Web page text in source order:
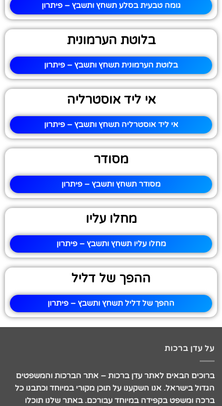
גומה טבעית בסלע תשחץ ותשבץ – פיתרון
בלוטת הערמונית
בלוטת הערמונית תשחץ ותשבץ – פיתרון
אי ליד אוסטרליה
אי ליד אוסטרליה תשחץ ותשבץ – פיתרון
מסודר
מסודר תשחץ ותשבץ – פיתרון
מחלו עליו
מחלו עליו תשחץ ותשבץ – פיתרון
ההפך של דליל
ההפך של דליל תשחץ ותשבץ – פיתרון
על עדן ברכות
ברוכים הבאים לאתר עדן ברכות – אתר הברכות והמשפטים
הגדול בישראל. אנו השקענו על תוכן מקורי במיוחד וכתבנו כל
ברכה ומשפט בקפידה במיוחד עבורכם. באתר שלנו תוכלו